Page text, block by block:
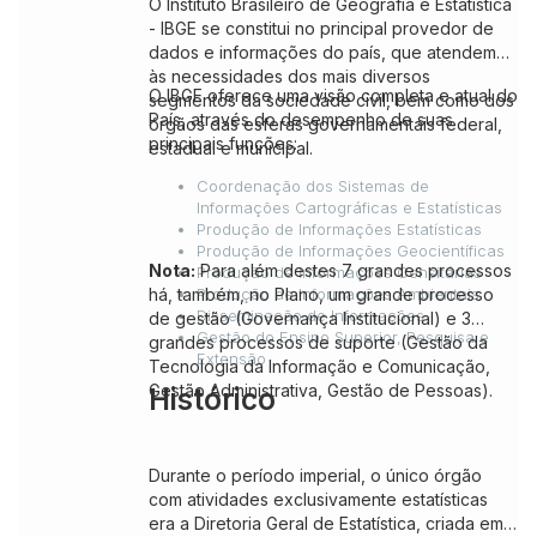
O Instituto Brasileiro de Geografia e Estatística
- IBGE se constitui no principal provedor de
dados e informações do país, que atendem
às necessidades dos mais diversos
segmentos da sociedade civil, bem como dos
órgãos das esferas governamentais federal,
estadual e municipal.
O IBGE oferece uma visão completa e atual do
País, através do desempenho de suas
principais funções:
Coordenação dos Sistemas de
Informações Cartográficas e Estatísticas
Produção de Informações Estatísticas
Produção de Informações Geocientíficas
Produção de Informações Censitárias
Produção de Informações Ambientais
Disseminação de Informações
Gestão do Ensino Superior, Pesquisa e
Extensão
Nota:Para além destes 7 grandes processos
há, também, no Plano, um grande processo
de gestão (Governança Institucional) e 3
grandes processos de suporte (Gestão da
Tecnologia da Informação e Comunicação,
Gestão Administrativa, Gestão de Pessoas).
Histórico
Durante o período imperial, o único órgão
com atividades exclusivamente estatísticas
era a Diretoria Geral de Estatística, criada em